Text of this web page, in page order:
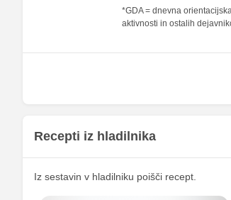
Železo
Magnezij
Fosfor
Cink
*GDA = dnevna
aktivnosti in ostalih
Recepti iz hladilnika
Iz sestavin v hladilniku poišči recept.